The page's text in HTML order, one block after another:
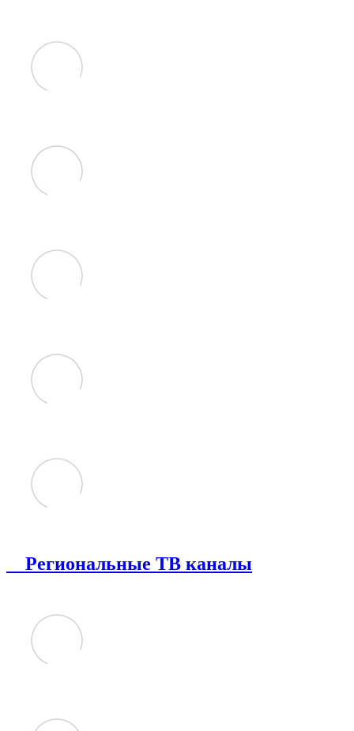
Региональные ТВ каналы